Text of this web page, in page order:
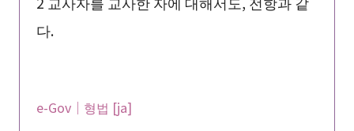
다.
e-Gov｜형법 [ja]